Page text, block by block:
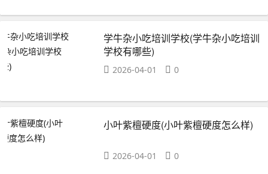
学牛杂小吃培训学校(学牛杂小吃培训
学校有哪些)
2026-04-01 0
小叶紫檀硬度(小叶紫檀硬度怎么样)
2026-04-01 0